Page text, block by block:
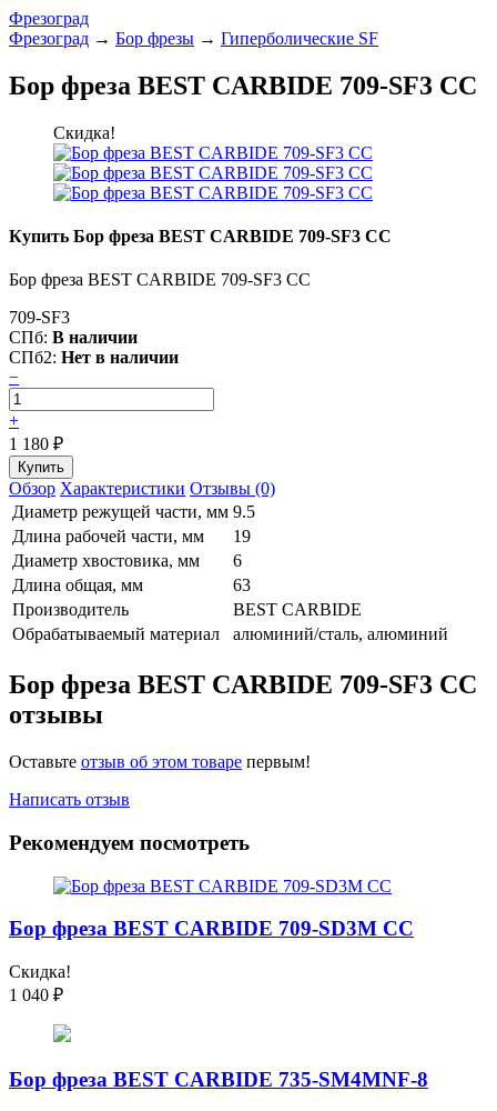
Фрезоград
Фрезоград → Бор фрезы → Гиперболические SF
Бор фреза BEST CARBIDE 709-SF3 CC
Скидка!
Купить Бор фреза BEST CARBIDE 709-SF3 CC
Бор фреза BEST CARBIDE 709-SF3 CC
709-SF3
СПб: В наличии
СПб2: Нет в наличии
−
+
1 180 ₽
Обзор Характеристики Отзывы (0)
Диаметр режущей части, мм 9.5
Длина рабочей части, мм
19
Диаметр хвостовика, мм
6
Длина общая, мм
63
Производитель
BEST CARBIDE
Обрабатываемый материал
алюминий/сталь, алюминий
Бор фреза BEST CARBIDE 709-SF3 CC
отзывы
Оставьте отзыв об этом товаре первым!
Написать отзыв
Рекомендуем посмотреть
Бор фреза BEST CARBIDE 709-SD3M CC
Скидка!
1 040 ₽
Бор фреза BEST CARBIDE 735-SM4MNF-8